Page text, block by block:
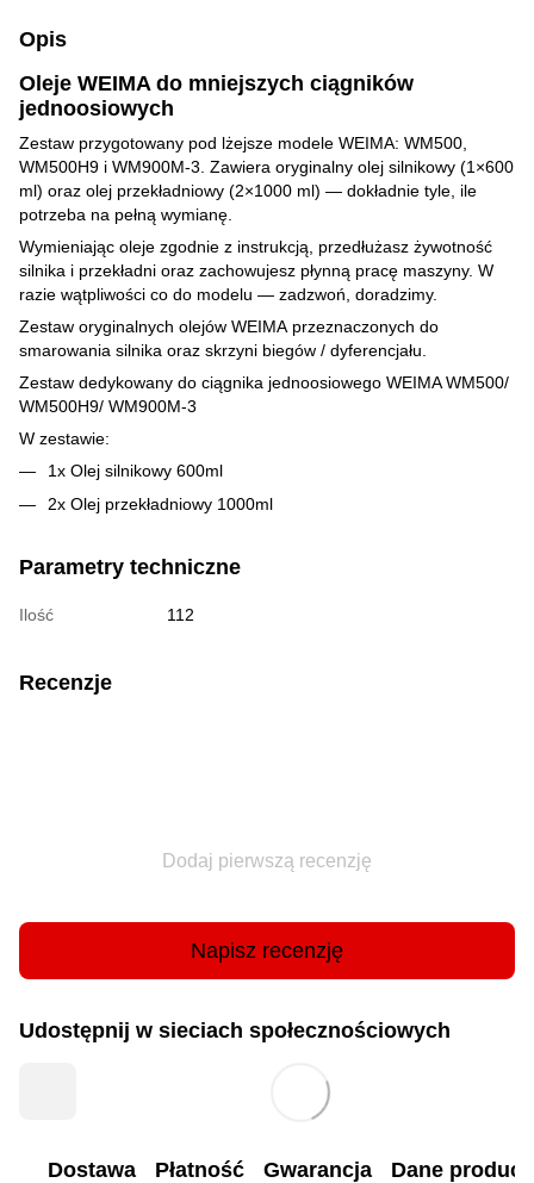
Opis
Oleje WEIMA do mniejszych ciągników
jednoosiowych
Zestaw przygotowany pod lżejsze modele WEIMA: WM500,
WM500H9 i WM900M-3. Zawiera oryginalny olej silnikowy (1×600
ml) oraz olej przekładniowy (2×1000 ml) — dokładnie tyle, ile
potrzeba na pełną wymianę.
Wymieniając oleje zgodnie z instrukcją, przedłużasz żywotność
silnika i przekładni oraz zachowujesz płynną pracę maszyny. W
razie wątpliwości co do modelu — zadzwoń, doradzimy.
Zestaw oryginalnych olejów WEIMA przeznaczonych do
smarowania silnika oraz skrzyni biegów / dyferencjału.
Zestaw dedykowany do ciągnika jednoosiowego WEIMA WM500/
WM500H9/ WM900M-3
W zestawie:
1x Olej silnikowy 600ml
2x Olej przekładniowy 1000ml
Parametry techniczne
Ilość 112
Recenzje
Dodaj pierwszą recenzję
Napisz recenzję
Udostępnij w sieciach społecznościowych
Dostawa Płatność Gwarancja Dane